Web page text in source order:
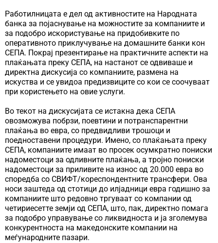
Работилницата е дел од активностите на Народната
банка за појаснување на можностите за компаниите и
за подобро искористување на придобивките по
оперативното приклучување на домашните банки кон
СЕПА. Покрај презентирање на практичните аспекти на
плаќањата преку СЕПА, на настанот се одвиваше и
директна дискусија со компаниите, размена на
искуства и се увидоа предизвиците со кои се соочуваат
при користењето на овие услуги.
Во текот на дискусијата се истакна дека СЕПА
овозможува побрзи, поевтини и потранспарентни
плаќања во евра, со предвидливи трошоци и
поедноставени процедури. Имено, со плаќањата преку
СЕПА, компаниите имаат во просек осумкратно пониски
надоместоци за одливните плаќања, а тројно пониски
надоместоци за приливите на износ од 20.000 евра во
споредба со СВИФТ/кореспондентните трансфери. Ова
носи заштеда од стотици до илјадници евра годишно за
компаниите што редовно тргуваат со компании од
четириесетте земји од СЕПА, што, пак, директно помага
за подобро управување со ликвидноста и ја зголемува
конкурентноста на македонските компании на
меѓународните пазари.